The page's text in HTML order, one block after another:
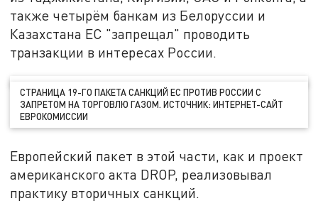
также четырём банкам из Белоруссии и
Казахстана ЕС "запрещал" проводить
транзакции в интересах России.
СТРАНИЦА 19-ГО ПАКЕТА САНКЦИЙ ЕС ПРОТИВ РОССИИ С
ЗАПРЕТОМ НА ТОРГОВЛЮ ГАЗОМ. ИСТОЧНИК: ИНТЕРНЕТ-САЙТ
ЕВРОКОМИССИИ
Европейский пакет в этой части, как и проект
американского акта DROP, реализовывал
практику вторичных санкций.